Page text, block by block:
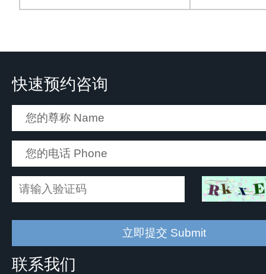
快速预约咨询
联系我们